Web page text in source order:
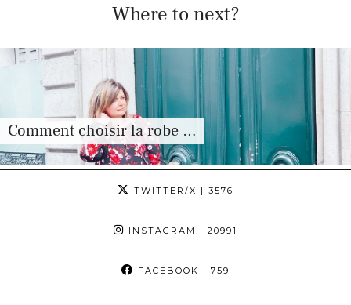
Where to next?
Comment choisir la robe …
TWITTER/X | 3576
INSTAGRAM | 20991
FACEBOOK | 759